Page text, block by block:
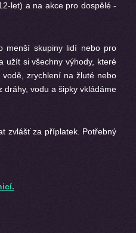
let) a na akce pro dospělé -
menší skupiny lidí nebo pro
užít si všechny výhody, které
zrychlení na žluté nebo
vodu a šipky vkládáme
zvlášť za příplatek. Potřebný